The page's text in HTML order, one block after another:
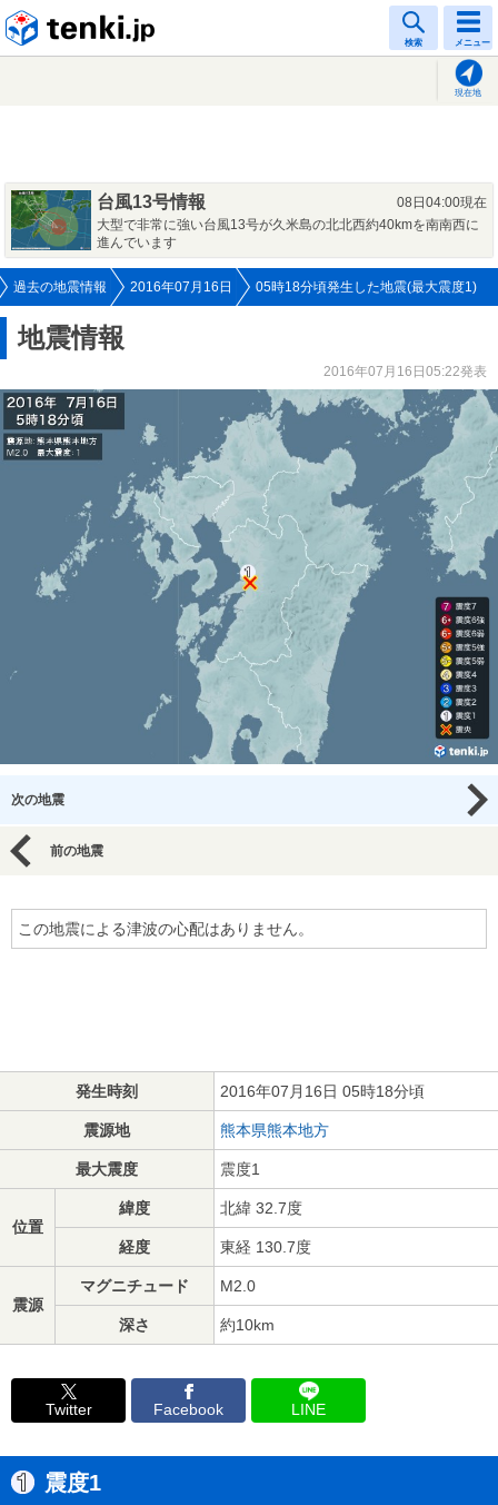
検索 メニュー
現在地
台風13号情報
08日04:00現在
大型で非常に強い台風13号が久米島の北北西約40kmを南南西に
進んでいます
過去の地震情報 2016年07月16日 05時18分頃発生した地震(最大震度1)
地震情報
2016年07月16日05:22発表
次の地震
前の地震
この地震による津波の心配はありません。
発生時刻 2016年07月16日 05時18分頃
震源地 熊本県熊本地方
最大震度 震度1
位置
緯度 北緯 32.7度
経度 東経 130.7度
震源
マグニチュード M2.0
深さ 約10km
Twitter Facebook LINE
震度1